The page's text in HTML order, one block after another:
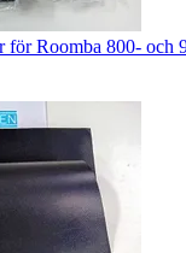
Roomba 800- och